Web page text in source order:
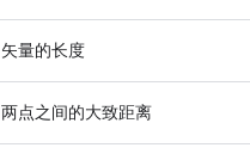
矢量的长度
两点之间的大致距离